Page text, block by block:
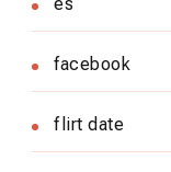
facebook
flirt date